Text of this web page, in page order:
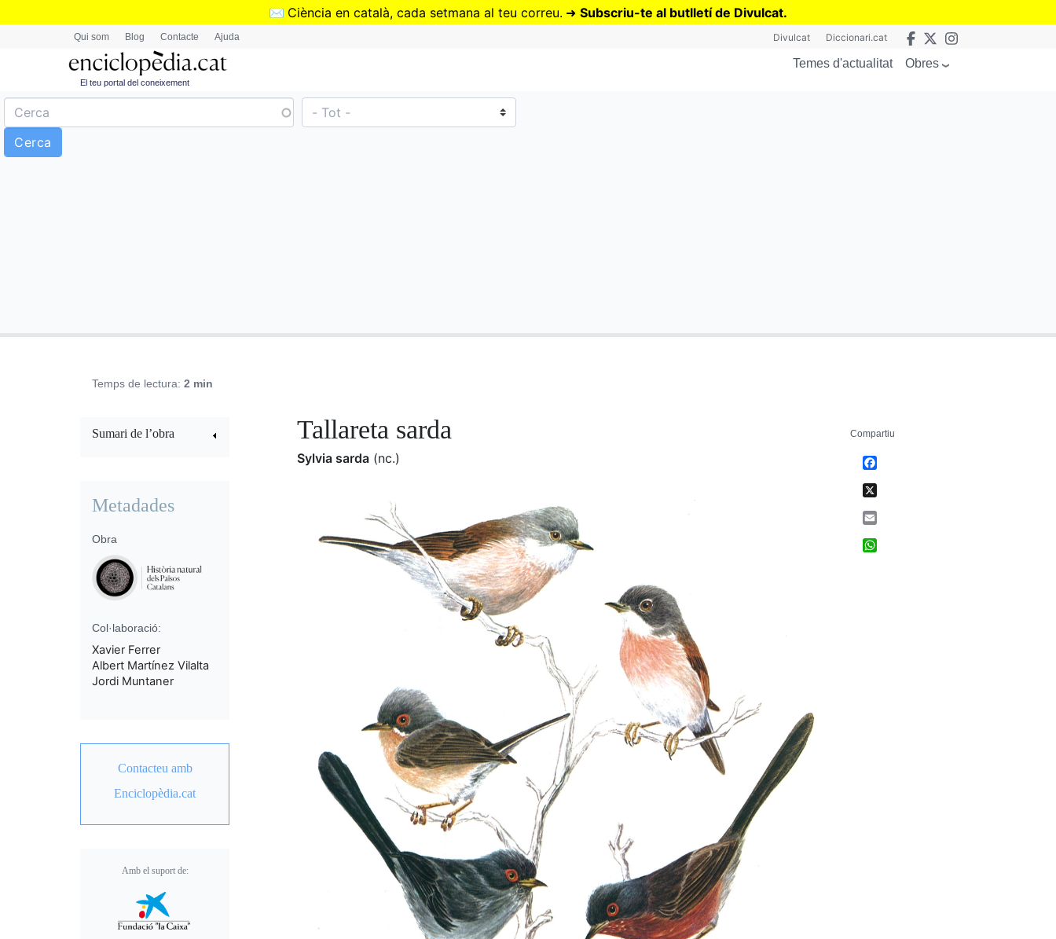
Vés
✉️ Ciència en català, cada setmana al teu correu. ➜ Subscriu-te al butlletí de Divulcat.
Qui som Blog Contacte Ajuda Divulcat Diccionari.cat
El teu portal del coneixement
Temes d'actualitat Obres
Temps de lectura: 2 min
Tallareta sarda
Sylvia sarda (nc.)
Sumari de l’obra
Metadades
Obra
Col·laboració:
Xavier Ferrer
Albert Martínez Vilalta
Jordi Muntaner
Contacteu amb
Enciclopèdia.cat
Amb el suport de:
Compartiu